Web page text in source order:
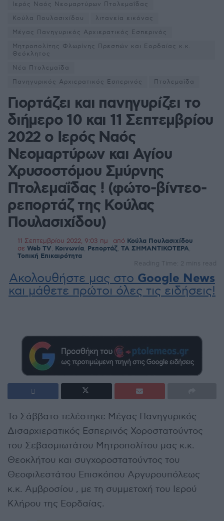
Ιερός Ναός Νεομαρτύρων Πτολεμαΐδας
Κούλα Πουλασιχίδου
λιτανεία εικόνας
Μέγας Πανηγυρικός Αρχιερατικός Εσπερινός
Μητροπολίτης Φλωρίνης Πρεσπών και Εορδαίας κ.κ.
Θεόκλητος
Νέα Πτολεμαΐδα
Πανηγυρικός Αρχιερατικός Εσπερινός
Πτολεμαΐδα
Γιορτάζει και πανηγυρίζει το
διήμερο 10 και 11 Σεπτεμβρίου
2022 ο Ιερός Ναός
Νεομαρτύρων και Αγίου
Χρυσοστόμου Σμύρνης
Πτολεμαΐδας ! (φώτο-βίντεο-
ρεπορτάζ της Κούλας
Πουλασιχίδου)
11 Σεπτεμβρίου 2022, 9:03 πμ από Κούλα Πουλασιχίδου
σε Web TV Κοινωνία Ρεπορτάζ ΤΑ ΣΗΜΑΝΤΙΚΟΤΕΡΑ
Τοπική Επικαιρότητα
Reading Time: 2 mins read
Ακολουθήστε μας στο Google News
και μάθετε πρώτοι όλες τις ειδήσεις!
Το Σάββατο τελέστηκε Μέγας Πανηγυρικός
Δισαρχιερατικός Εσπερινός Χοροστατούντος
του Σεβασμιωτάτου Μητροπολίτου μας κ.κ.
Θεοκλήτου και συγχοροστατούντος του
Θεοφιλεστάτου Επισκόπου Αργυρουπόλεως
κ.κ. Αμβροσίου , με τη συμμετοχή του Ιερού
Κλήρου της Εορδαίας.